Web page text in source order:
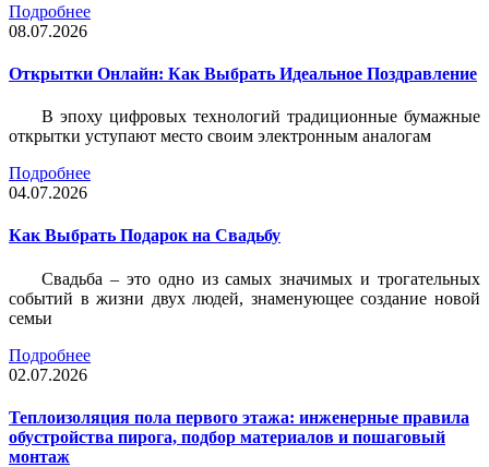
Подробнее
08.07.2026
Открытки Онлайн: Как Выбрать Идеальное Поздравление
В эпоху цифровых технологий традиционные бумажные
открытки уступают место своим электронным аналогам
Подробнее
04.07.2026
Как Выбрать Подарок на Свадьбу
Свадьба – это одно из самых значимых и трогательных
событий в жизни двух людей, знаменующее создание новой
семьи
Подробнее
02.07.2026
Теплоизоляция пола первого этажа: инженерные правила
обустройства пирога, подбор материалов и пошаговый
монтаж